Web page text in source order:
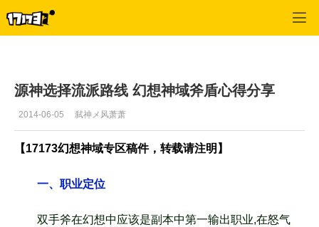
源神选择流派路线 幻想神域斧盾心得分享
2014-06-05 弑神メ风萧萧
【17173幻想神域专区稿件，转载请注明】
一、职业定位
双手斧在幻想中应该是副本中第一输出职业,在怒气